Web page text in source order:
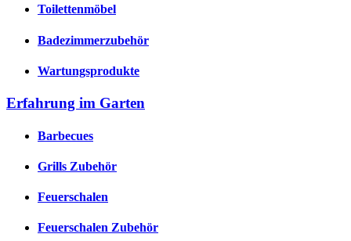
Toilettenmöbel
Badezimmerzubehör
Wartungsprodukte
Erfahrung im Garten
Barbecues
Grills Zubehör
Feuerschalen
Feuerschalen Zubehör